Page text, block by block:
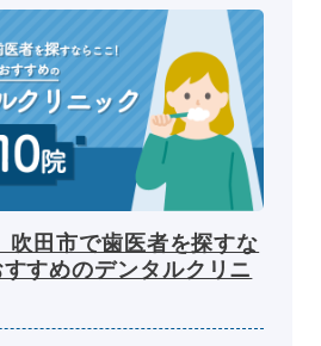
吹田市で歯医者を探すな
すめのデンタルクリニ